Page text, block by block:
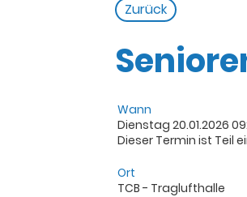
Zurück
Wann
Dienstag 20.01.2026
Dieser Termin ist Teil
Ort
TCB - Traglufthalle